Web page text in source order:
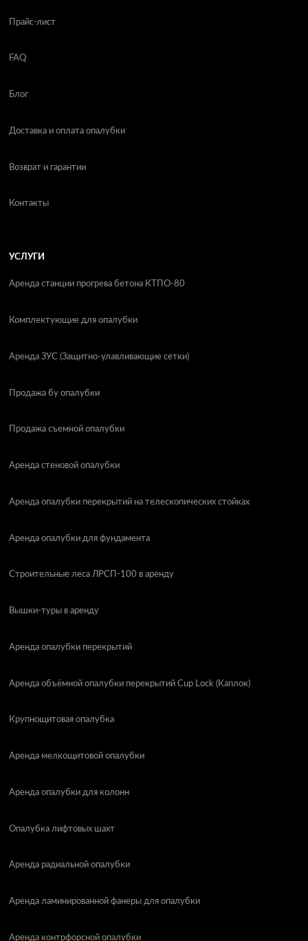
Прайс-лист
FAQ
Блог
Доставка и оплата опалубки
Возврат и гарантии
Контакты
УСЛУГИ
Аренда станции прогрева бетона КТПО-80
Комплектующие для опалубки
Аренда ЗУС (Защитно-улавливающие сетки)
Продажа бу опалубки
Продажа съемной опалубки
Аренда стеновой опалубки
Аренда опалубки перекрытий на телескопических стойках
Аренда опалубки для фундамента
Строительные леса ЛРСП-100 в аренду
Вышки-туры в аренду
Аренда опалубки перекрытий
Аренда объёмной опалубки перекрытий Cup Lock (Каплок)
Крупнощитовая опалубка
Аренда мелкощитовой опалубки
Аренда опалубки для колонн
Опалубка лифтовых шахт
Аренда радиальной опалубки
Аренда ламинированной фанеры для опалубки
Аренда контрфорсной опалубки